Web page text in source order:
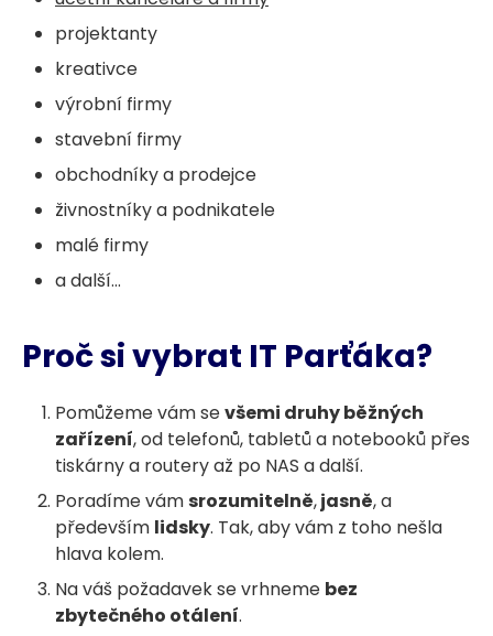
projektanty
kreativce
výrobní firmy
stavební firmy
obchodníky a prodejce
živnostníky a podnikatele
malé firmy
a další...
Proč si vybrat IT Parťáka?
Pomůžeme vám sevšemi druhy běžných
zařízení, od telefonů, tabletů a notebooků přes
tiskárny a routery až po NAS a další.
Poradíme vámsrozumitelně,jasně, a
především lidsky. Tak, aby vám z toho nešla
hlava kolem.
Na váš požadavek se vrhneme bez
zbytečného otálení.